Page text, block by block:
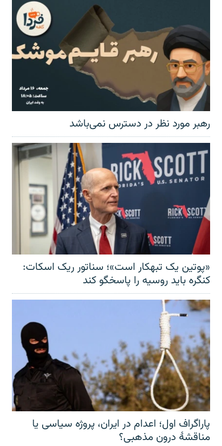
رهبر مورد نظر در دسترس نمی‌باشد
«پوتین یک تبهکار است»؛ سناتور ریک اسکات:
کنگره باید روسیه را پاسخگو کند
پاراگراف اول؛ اعدام در ایران، پروژه سیاسی یا
مناقشهٔ درون مذهبی؟